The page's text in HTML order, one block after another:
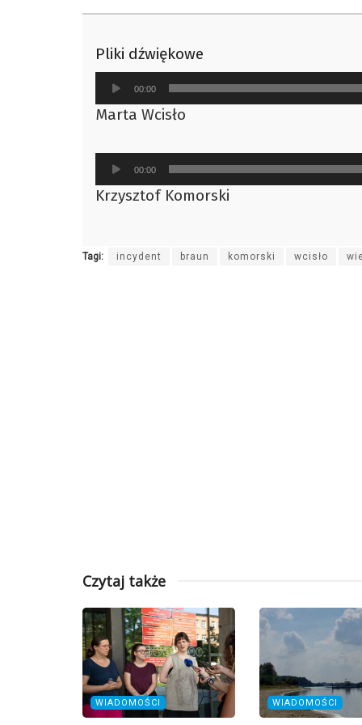
Pliki dźwiękowe
Odtwarzacz
plików
dźwiękowych
00:00
Marta Wcisło
Odtwarzacz
plików
dźwiękowych
00:00
Krzysztof Komorski
Tagi: incydent braun komorski wcisło
Czytaj także
WIADOMOŚCI WIADOMOŚCI